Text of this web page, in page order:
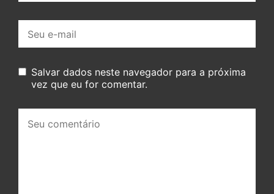
mail:
Salvar dados neste navegador para a próxima
vez que eu for comentar.
comentário: